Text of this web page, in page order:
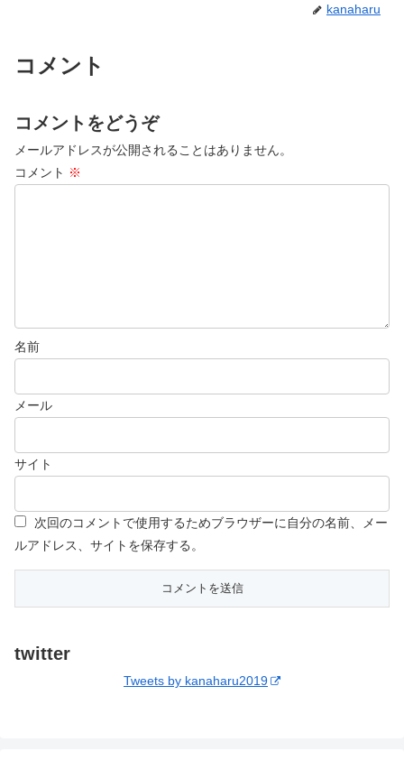
kanaharu
コメント
コメントをどうぞ
メールアドレスが公開されることはありません。
コメント ※
名前
メール
サイト
次回のコメントで使用するためブラウザーに自分の名前、メー
ルアドレス、サイトを保存する。
twitter
Tweets by kanaharu2019